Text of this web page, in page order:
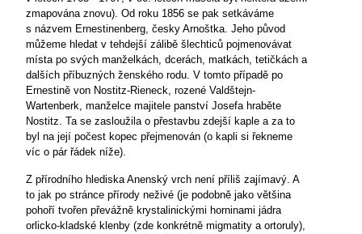
zmapována znovu). Od roku 1856 se pak setkáváme
s názvem Ernestinenberg, česky Arnoštka. Jeho původ
můžeme hledat v tehdejší zálibě šlechticů pojmenovávat
místa po svých manželkách, dcerách, matkách, tetičkách a
dalších příbuzných ženského rodu. V tomto případě po
Ernestině von Nostitz-Rieneck, rozené Valdštejn-
Wartenberk, manželce majitele panství Josefa hraběte
Nostitz. Ta se zasloužila o přestavbu zdejší kaple a za to
byl na její počest kopec přejmenován (o kapli si řekneme
víc o pár řádek níže).
Z přírodního hlediska Anenský vrch není příliš zajímavý. A
to jak po stránce přírody neživé (je podobně jako většina
pohoří tvořen převážně krystalinickými horninami jádra
orlicko-kladské klenby (zde konkrétně migmatity a ortoruly),